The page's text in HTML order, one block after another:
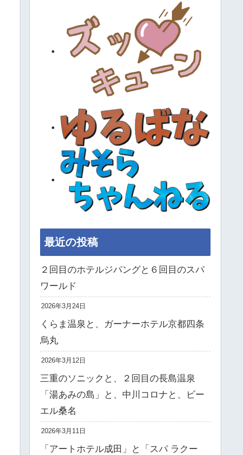
最近の投稿
２回目のホテルジパングと６回目のスパ
ワールド
2026年3月24日
くらま温泉と、ガーナーホテル京都四条
烏丸
2026年3月12日
三重のソニックと、２回目の長島温泉
「湯あみの島」と、中川コロナと、ビー
エル桑名
2026年3月11日
「アートホテル成田」と「スパ ラクー